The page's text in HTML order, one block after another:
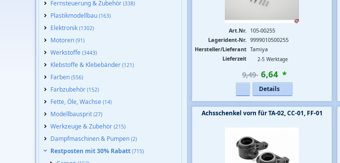
Fernsteuerung & Zubehör (338)
Plastikmodellbau (163)
Elektronik (1302)
Motoren (91)
Werkstoffe (3443)
Klebstoffe & Klebebänder (121)
Farben (556)
Farbzubehör (152)
Fette, Öle, Wachse (14)
Modellbausprit (27)
Werkzeuge & Zubehör (215)
Dampfmaschinen & Pumpen (2)
Restposten mit 30% Rabatt (715)
Art.Nr. 105-00255
Lagerident-Nr. 9999010500255
Hersteller/Lieferant Tamiya
Lieferzeit
2-5 Werktage
9,49  6,64 *
Details
Achsschenkel vorn für TA-02, CC-01, FF-01